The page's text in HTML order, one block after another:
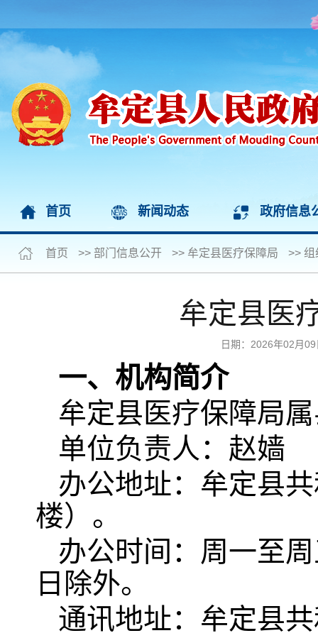
首页 新闻动态 政府信息
首页 >> 部门信息公开 >> 牟定县医疗保障局 >> 组
牟定县医
日期：2026年02月
一、机构简介
牟定县医疗保障局
单位负责人：赵嫱
办公地址：牟定县
楼）。
办公时间：周一至
日除外。
通讯地址：牟定县